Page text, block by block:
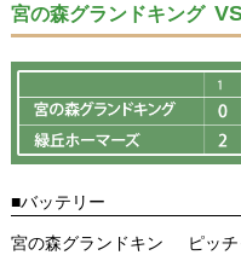
宮の森グランドキング
■バッテリー
宮の森グランドキン
ピッ